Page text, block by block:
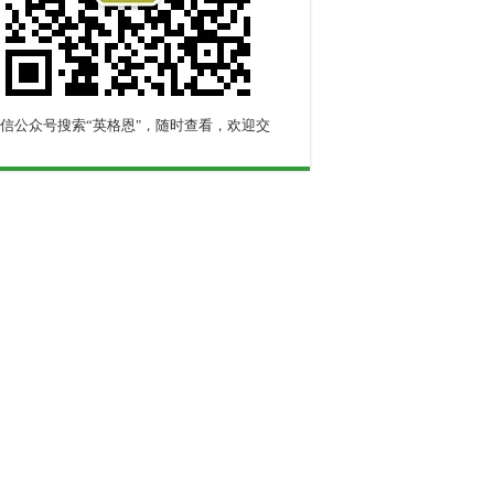
公众号搜索“英格恩"，随时查看，欢迎交